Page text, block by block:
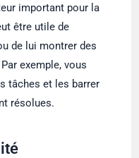
important pour la
être utile de
de lui montrer des
exemple, vous
tâches et les barrer
résolues.